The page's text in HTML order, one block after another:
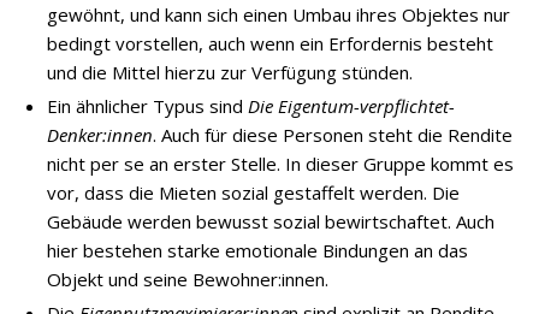
gewöhnt, und kann sich einen Umbau ihres Objektes nur
bedingt vorstellen, auch wenn ein Erfordernis besteht
und die Mittel hierzu zur Verfügung stünden.
Ein ähnlicher Typus sind Die Eigentum-verpflichtet-
Denker:innen. Auch für diese Personen steht die Rendite
nicht per se an erster Stelle. In dieser Gruppe kommt es
vor, dass die Mieten sozial gestaffelt werden. Die
Gebäude werden bewusst sozial bewirtschaftet. Auch
hier bestehen starke emotionale Bindungen an das
Objekt und seine Bewohner:innen.